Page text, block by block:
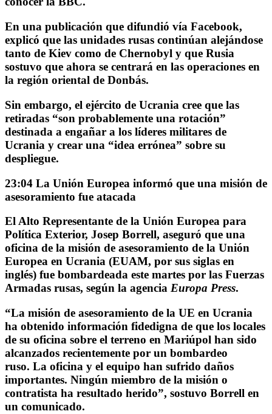
En una publicación que difundió vía Facebook,
explicó que las unidades rusas continúan alejándose
tanto de Kiev como de Chernobyl y que Rusia
sostuvo que ahora se centrará en las operaciones en
la región oriental de Donbás.
Sin embargo, el ejército de Ucrania cree que las
retiradas “son probablemente una rotación”
destinada a engañar a los líderes militares de
Ucrania y crear una “idea errónea” sobre su
despliegue.
23:04 La Unión Europea informó que una misión de
asesoramiento fue atacada
El Alto Representante de la Unión Europea para
Política Exterior, Josep Borrell, aseguró que una
oficina de la misión de asesoramiento de la Unión
Europea en Ucrania (EUAM, por sus siglas en
inglés) fue bombardeada este martes por las Fuerzas
Armadas rusas, según la agencia Europa Press.
“La misión de asesoramiento de la UE en Ucrania
ha obtenido información fidedigna de que los locales
de su oficina sobre el terreno en Mariúpol han sido
alcanzados recientemente por un bombardeo
ruso. La oficina y el equipo han sufrido daños
importantes. Ningún miembro de la misión o
contratista ha resultado herido”, sostuvo Borrell en
un comunicado.